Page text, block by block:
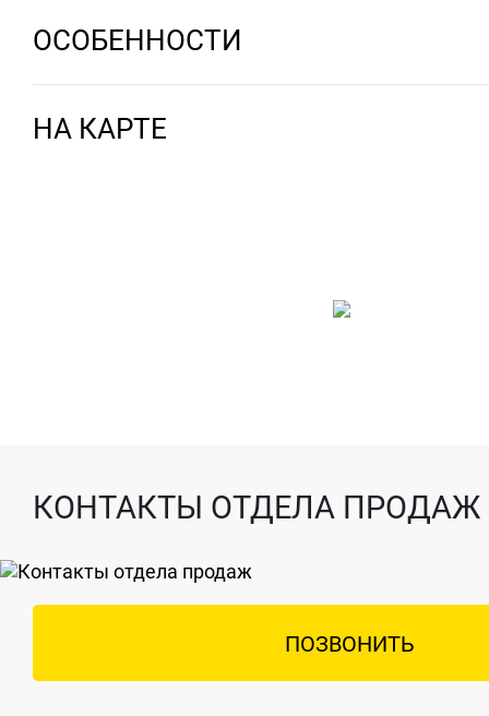
ОСОБЕННОСТИ
НА КАРТЕ
КОНТАКТЫ ОТДЕЛА ПРОДАЖ
ПОЗВОНИТЬ